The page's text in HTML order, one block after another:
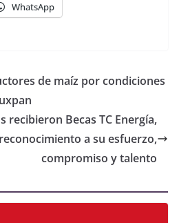
WhatsApp
de maíz por condiciones
recibieron Becas TC Energía,
a su esfuerzo,
compromiso y talento